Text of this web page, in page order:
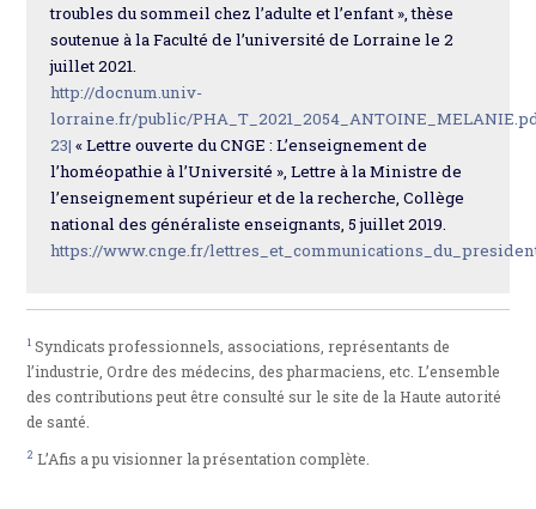
troubles du sommeil chez l’adulte et l’enfant », thèse
soutenue à la Faculté de l’université de Lorraine le 2
juillet 2021.
http://docnum.univ-
lorraine.fr/public/
23| « Lettre ouverte du CNGE : L’enseignement de
l’homéopathie à l’Université », Lettre à la Ministre de
l’enseignement supérieur et de la recherche, Collège
national des généraliste enseignants, 5 juillet 2019.
https://www.cnge.fr/
1 Syndicats professionnels, associations, représentants de
l’industrie, Ordre des médecins, des pharmaciens, etc. L’ensemble
des contributions peut être consulté sur le site de la Haute autorité
de santé.
2 L’Afis a pu visionner la présentation complète.